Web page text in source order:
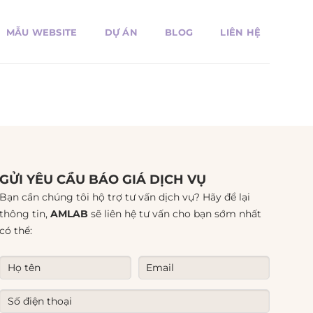
MẪU WEBSITE DỰ ÁN BLOG LIÊN HỆ
GỬI YÊU CẦU BÁO GIÁ DỊCH VỤ
Bạn cần chúng tôi hộ trợ tư vấn dịch vụ? Hãy để lại
thông tin,AMLAB sẽ liên hệ tư vấn cho bạn sớm nhất
có thể: